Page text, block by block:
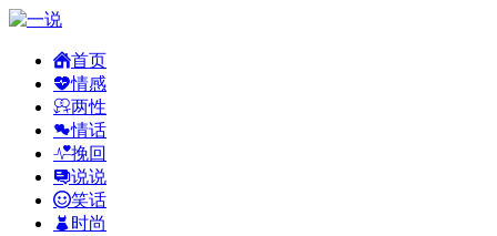
首页
情感
两性
情话
挽回
说说
笑话
时尚